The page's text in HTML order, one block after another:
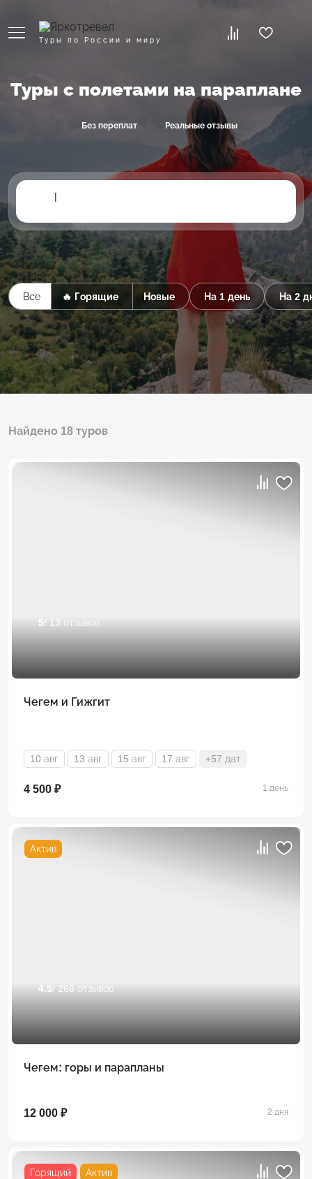
Туры по России и миру
Туры с полетами на параплане
Без переплат Реальные отзывы
|
Все 🔥 Горящие Новые На 1 день На 2
Найдено 18 туров
5/ 13 отзывов
Чегем и Гижгит
10 авг 13 авг 15 авг 17 авг +57 дат
4 500 ₽ 1 день
Актив
4.5/ 266 отзывов
Чегем: горы и парапланы
12 000 ₽ 2 дня
Горящий Актив